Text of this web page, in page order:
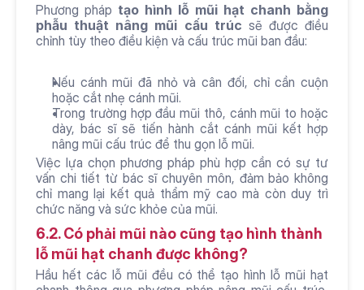
Phương pháp tạo hình lỗ mũi hạt chanh bằng
phẫu thuật nâng mũi cấu trúc sẽ được điều
chỉnh tùy theo điều kiện và cấu trúc mũi ban đầu:
Nếu cánh mũi đã nhỏ và cân đối, chỉ cần cuộn
hoặc cắt nhẹ cánh mũi.
Trong trường hợp đầu mũi thô, cánh mũi to hoặc
dày, bác sĩ sẽ tiến hành cắt cánh mũi kết hợp
nâng mũi cấu trúc để thu gọn lỗ mũi.
Việc lựa chọn phương pháp phù hợp cần có sự tư
vấn chi tiết từ bác sĩ chuyên môn, đảm bảo không
chỉ mang lại kết quả thẩm mỹ cao mà còn duy trì
chức năng và sức khỏe của mũi.
6.2. Có phải mũi nào cũng tạo hình thành
lỗ mũi hạt chanh được không?
Hầu hết các lỗ mũi đều có thể tạo hình lỗ mũi hạt